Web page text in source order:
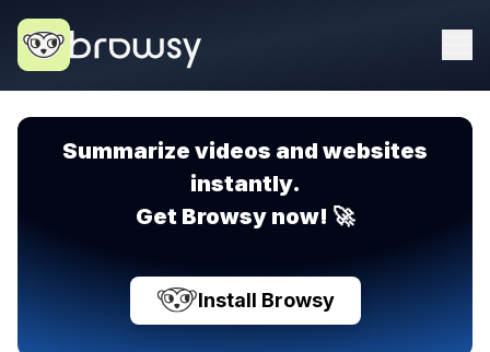
Summarize videos and websites
instantly.
Get Browsy now! 🚀
Install Browsy